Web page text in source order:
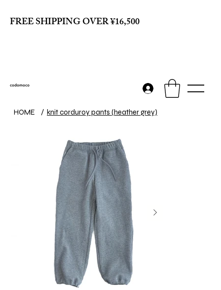
FREE SHIPPING OVER ¥16,500
codomoco
HOME / knit corduroy pants (heather grey)